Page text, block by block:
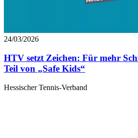
24/03/2026
HTV setzt Zeichen: Für mehr
Teil von „Safe Kids“
Hessischer Tennis-Verband